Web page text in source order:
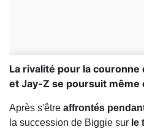
La rivalité pour la
et Jay-Z se poursuit même
Après s'être affrontés
la succession de Biggie sur le